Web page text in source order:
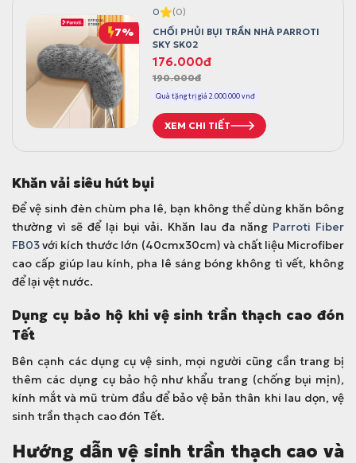
7%
0
(0)
CHỔI PHỦI BỤI TRẦN NHÀ PARROTI
SKY SK02
190.000đ
G
i
á
g
ố
c
à
:
1
9
0
0
.
176.000đ
G
i
á
h
i
ệ
t
ạ
i
l
à
7
0
0
0
.
Quà tặng trị giá 2.000.000 vnđ
XEM CHI TIẾT
Khăn vải siêu hút bụi
Để vệ sinh đèn chùm pha lê, bạn không thể dùng khăn bông
thường vì sẽ để lại bụi vải. Khăn lau đa năng Parroti Fiber
FB03với kích thước lớn (40cmx30cm) và chất liệu Microfiber
cao cấp giúp lau kính, pha lê sáng bóng không tì vết, không
để lại vệt nước.
Dụng cụ bảo hộ khi vệ sinh trần thạch cao đón
Tết
Bên cạnh các dụng cụ vệ sinh, mọi người cũng cần trang bị
thêm các dụng cụ bảo hộ như khẩu trang (chống bụi mịn),
kính mắt và mũ trùm đầu để bảo vệ bản thân khi lau dọn, vệ
sinh trần thạch cao đón Tết.
Hướng dẫn vệ sinh trần thạch cao và